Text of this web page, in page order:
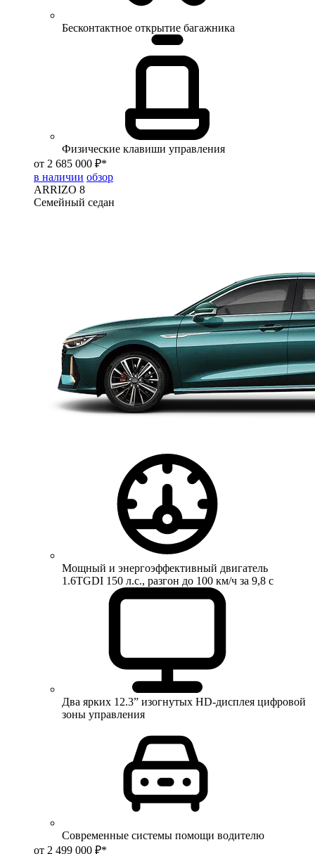
Бесконтактное открытие багажника
Физические клавиши управления
от 2 685 000 ₽*
в наличии обзор
ARRIZO 8
Семейный седан
Мощный и энергоэффективный двигатель
1.6TGDI 150 л.с., разгон до 100 км/ч за 9,8 с
Два ярких 12.3” изогнутых HD-дисплея цифровой
зоны управления
Современные системы помощи водителю
от 2 499 000 ₽*